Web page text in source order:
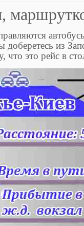
доберетесь из
что это рейс в